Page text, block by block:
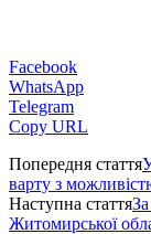
Facebook
WhatsApp
Telegram
Copy URL
Попередня стаття
варту з
Наступна стаття
Житомирської